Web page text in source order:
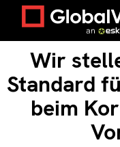
Wir
Standard
beim